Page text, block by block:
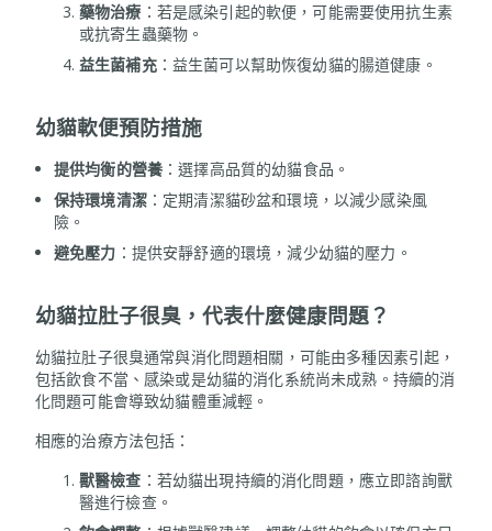
藥物治療 ：若是感染引起的軟便，可能需要使用抗生素
或抗寄生蟲藥物。
益生菌補充：益生菌可以幫助恢復幼貓的腸道健康。
幼貓軟便預防措施
提供均衡的營養 ：選擇高品質的幼貓食品。
保持環境清潔：定期清潔貓砂盆和環境，以減少感染風
險。
避免壓力 ：提供安靜舒適的環境，減少幼貓的壓力。
幼貓拉肚子很臭，代表什麼健康問題？
幼貓拉肚子很臭通常與消化問題相關，可能由多種因素引起，
包括飲食不當、感染或是幼貓的消化系統尚未成熟。持續的消
化問題可能會導致幼貓體重減輕。
相應的治療方法包括：
獸醫檢查 ：若幼貓出現持續的消化問題，應立即諮詢獸
醫進行檢查。